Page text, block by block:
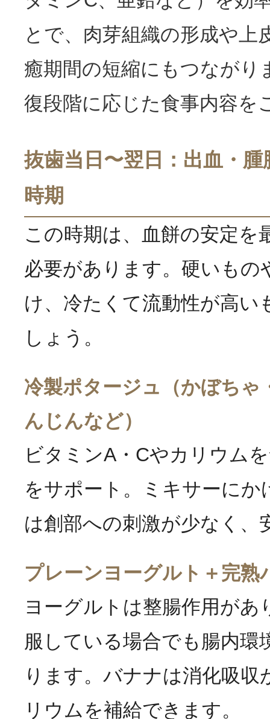
とで、肉芽組織の形成や上
癒期間の短縮にもつながり
復段階に応じた食事内容を
抜歯当日〜翌日：出血・
時期
この時期は、血餅の安定を
必要があります。硬いもの
け、冷たくて流動性が高い
しょう。
冷製ポタージュ（かぼちゃ
んじんなど）
ビタミンA・Cやカリウム
をサポート。ミキサーにか
は創部への刺激が少なく、
プレーンヨーグルト＋完熟
ヨーグルトは整腸作用があ
服している場合でも腸内環
ります。バナナは消化吸収
リウムを補給できます。